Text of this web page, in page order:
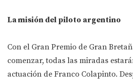
La misión del piloto argentino
Con el Gran Premio de Gran
comenzar, todas las miradas
actuación de Franco Colapinto.